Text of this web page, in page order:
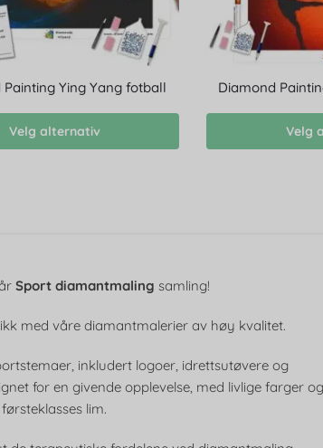
Painting Ying Yang fotball
Velg alternativ
Diamond
Velg
Sport diamantmaling samling!
med våre diamantmalerier av høy kvalitet.
inkludert logoer, idrettsutøvere og
for en givende opplevelse, med livlige farger og
førsteklasses lim.